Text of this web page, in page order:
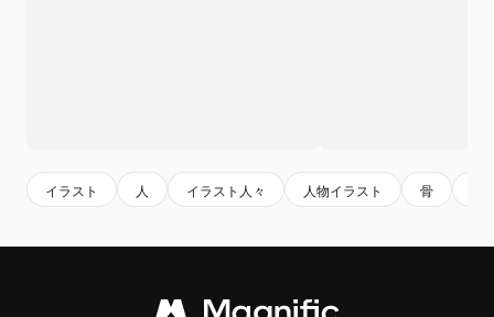
イラスト 人 イラスト人々 人物イラスト 骨